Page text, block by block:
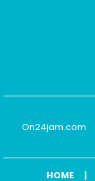
On24jam.com
HOME